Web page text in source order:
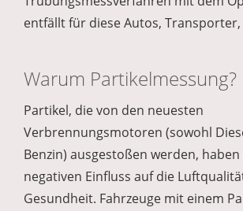
entfällt für diese Autos, Transporter,
Warum Partikelmessung?
Partikel, die von den neuesten
Verbrennungsmotoren (sowohl
Benzin) ausgestoßen werden, haben
negativen Einfluss auf die
Gesundheit. Fahrzeuge mit einem